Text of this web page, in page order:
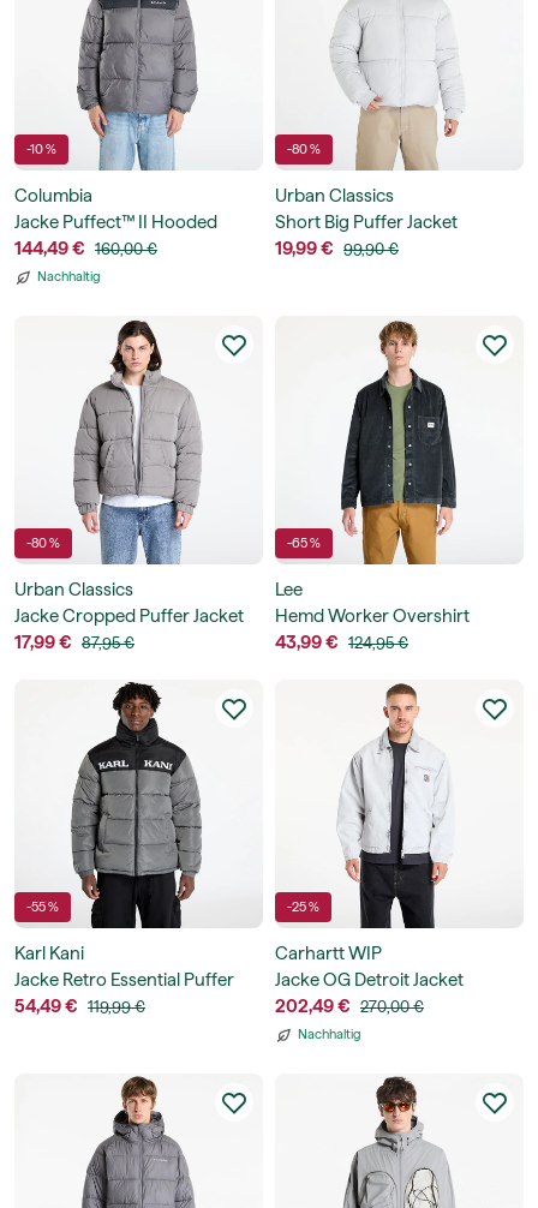
-10 %
Columbia
Jacke Puffect™ II Hooded
Jacket
144,49 € 160,00 €
Nachhaltig
-80 %
Urban Classics
Short Big Puffer Jacket
19,99 € 99,90 €
-80 %
Urban Classics
Jacke Cropped Puffer Jacket
17,99 € 87,95 €
-65 %
Lee
Hemd Worker Overshirt
43,99 € 124,95 €
-55 %
Karl Kani
Jacke Retro Essential Puffer
Jacket
54,49 € 119,99 €
-25 %
Carhartt WIP
Jacke OG Detroit Jacket
202,49 € 270,00 €
Nachhaltig